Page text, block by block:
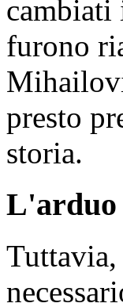
furono
presto
storia.
L'arduo
Tuttavia,